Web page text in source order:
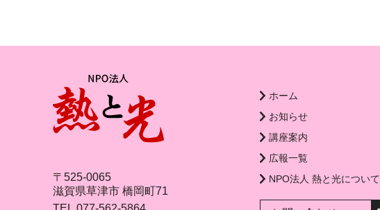
ホーム
お知らせ
講座案内
広報一覧
NPO法人 熱と光について
〒525-0065
滋賀県草津市 橋岡町71